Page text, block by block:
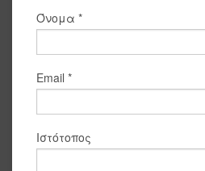
Όνομα *
Email *
Ιστότοπος